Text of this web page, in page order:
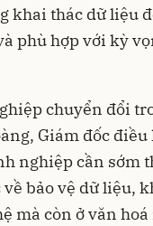
khai thác dữ liệu
phù hợp với kỳ
chuyển đổi
Giám đốc điều
nghiệp cần sớm
bảo vệ dữ liệu,
mà còn ở văn hoá